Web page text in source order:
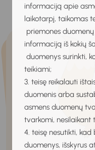
informaciją apie
laikotarpį, taikomas
priemones
informaciją iš kokių
duomenys surinkti,
teikiami;
3. teisę reikalauti
duomenis arba
asmens duomenų
tvarkomi,
4. teisę nesutikti,
duomenys, išskyrus